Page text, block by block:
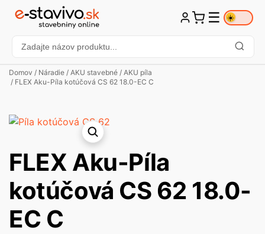
☰ ☀️
Domov / Náradie / AKU stavebné / AKU píla
/ FLEX Aku-Píla kotúčová CS 62 18.0-EC C
FLEX Aku-Píla
kotúčová CS 62 18.0-
EC C